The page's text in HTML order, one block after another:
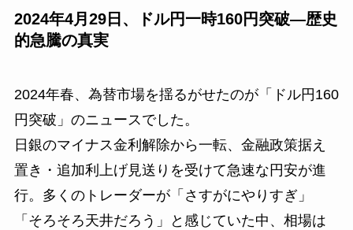
2024年4月29日、ドル円一時160円突破―歴史
的急騰の真実
2024年春、為替市場を揺るがせたのが「ドル円160
円突破」のニュースでした。
日銀のマイナス金利解除から一転、金融政策据え
置き・追加利上げ見送りを受けて急速な円安が進
行。多くのトレーダーが「さすがにやりすぎ」
「そろそろ天井だろう」と感じていた中、相場は